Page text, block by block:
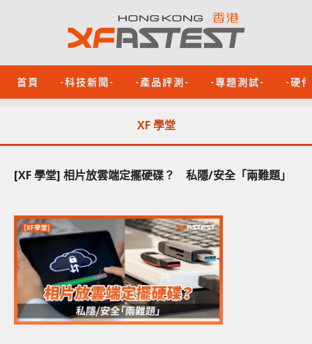
首頁 -科技新聞- -產品評測- -專題測試- -硬
XF 學堂
[XF 學堂] 相片放雲端定擺硬碟？ 私隱/安全「兩難題」